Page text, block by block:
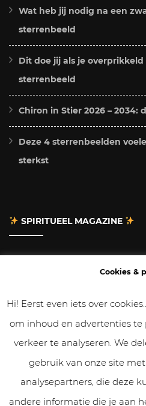
Wat heb jij nodig na een
sterrenbeeld
Dit doe jij als je
sterrenbeeld
Chiron in Stier 2026 –
Deze 4 sterrenbeelden
sterkst
SPIRITUEEL MAGAZINE
Gastbloggen
Samenwerken
Cookies & Privacy
Cookies &
Hi! Eerst even iets over
om inhoud en advertenties te
verkeer te analyseren. We
gebruik van onze site
analysepartners, die deze
andere informatie die je aan